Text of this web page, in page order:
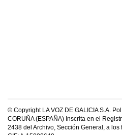
© Copyright LA VOZ DE GALICIA S.A.
CORUÑA (ESPAÑA) Inscrita en el
2438 del Archivo, Sección General, a los